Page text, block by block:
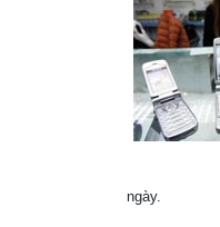
ngày.